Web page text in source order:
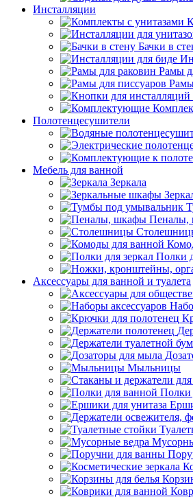
Инсталляции
Бачки в
Рамы
Полотенцесушители
Мебель для ванной
Зеркала
Пеналы,
Полки
Аксессуары для ванной и туалета
Мыльницы
Полки